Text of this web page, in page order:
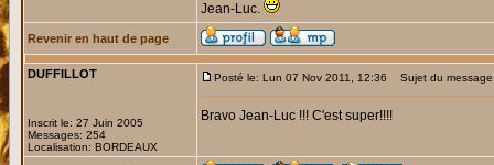
Jean-Luc.
Revenir en haut de page
DUFFILLOT
Inscrit le: 27 Juin 2005
Messages: 254
Localisation: BORDEAUX
Posté le: Lun 07 Nov 2011, 12:36 Sujet du
Bravo Jean-Luc !!! C'est super!!!!